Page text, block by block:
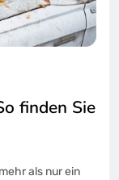
finden Sie
als nur ein